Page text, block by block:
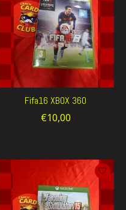
Fifa16 XBOX 360
€10,00